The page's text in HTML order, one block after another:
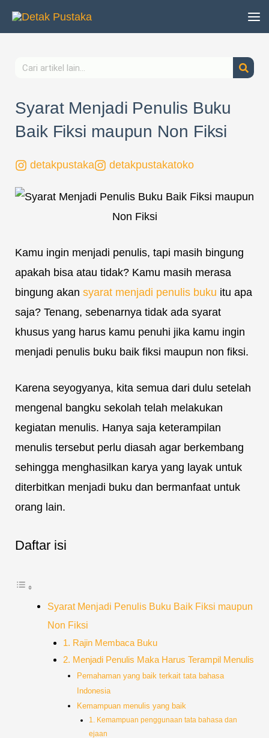
Lewati
Search
Syarat Menjadi Penulis Buku
Baik Fiksi maupun Non Fiksi
detakpustaka detakpustakatoko
Kamu ingin menjadi penulis, tapi masih bingung
apakah bisa atau tidak? Kamu masih merasa
bingung akan syarat menjadi penulis buku itu apa
saja? Tenang, sebenarnya tidak ada syarat
khusus yang harus kamu penuhi jika kamu ingin
menjadi penulis buku baik fiksi maupun non fiksi.
Karena seyogyanya, kita semua dari dulu setelah
mengenal bangku sekolah telah melakukan
kegiatan menulis. Hanya saja keterampilan
menulis tersebut perlu diasah agar berkembang
sehingga menghasilkan karya yang layak untuk
diterbitkan menjadi buku dan bermanfaat untuk
orang lain.
Daftar isi
Syarat Menjadi Penulis Buku Baik Fiksi maupun
Non Fiksi
1. Rajin Membaca Buku
2. Menjadi Penulis Maka Harus Terampil Menulis
Pemahaman yang baik terkait tata bahasa
Indonesia
Kemampuan menulis yang baik
1. Kemampuan penggunaan tata bahasa dan
ejaan